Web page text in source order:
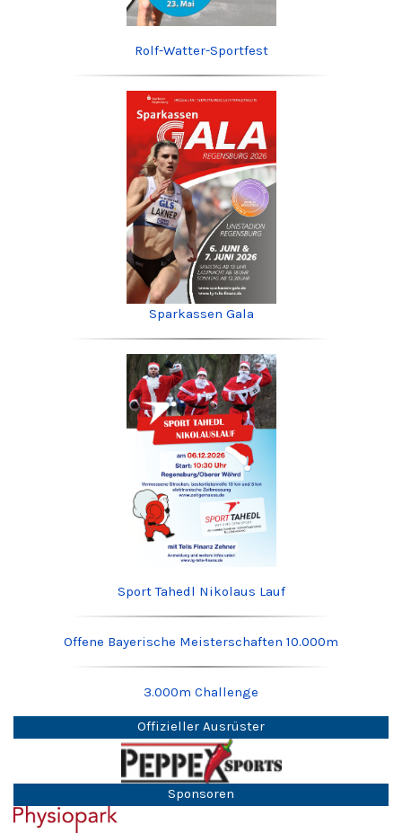
Rolf-Watter-Sportfest
Sparkassen Gala
Sport Tahedl Nikolaus Lauf
Offene Bayerische Meisterschaften 10.000m
3.000m Challenge
Offizieller Ausrüster
Sponsoren